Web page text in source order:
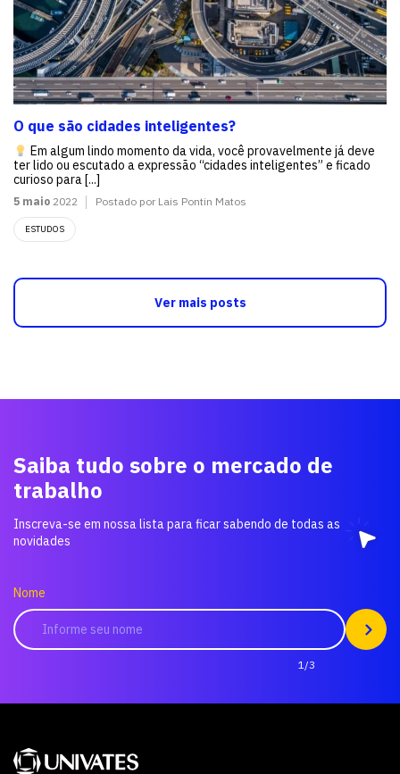
O que são cidades inteligentes?
Em algum lindo momento da vida, você provavelmente já deve
ter lido ou escutado a expressão “cidades inteligentes” e ficado
curioso para [...]
5 maio 2022 Postado por Lais Pontin Matos
ESTUDOS
Ver mais posts
Saiba tudo sobre o mercado de
trabalho
Inscreva-se em nossa lista para ficar sabendo de todas as
novidades
Nome
1/3